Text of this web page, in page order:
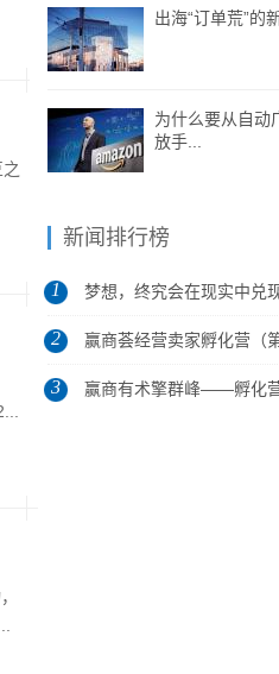
出海“订单荒”的
为什么要从自动
放手...
新闻排行榜
1 梦想，终究会在现实中兑现
2 赢商荟经营卖家孵化营（
月5日开营
3 赢商有术擎群峰——孵化